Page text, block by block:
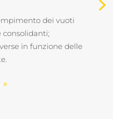
dei vuoti
in funzione delle